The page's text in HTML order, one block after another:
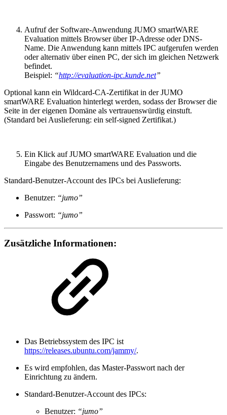
Aufruf der Software-Anwendung JUMO smartWARE
Evaluation mittels Browser über IP-Adresse oder DNS-
Name. Die Anwendung kann mittels IPC aufgerufen werden
oder alternativ über einen PC, der sich im gleichen Netzwerk
befindet.
Beispiel: “http://evaluation-ipc.kunde.net”
Optional kann ein Wildcard-CA-Zertifikat in der JUMO
smartWARE Evaluation hinterlegt werden, sodass der Browser die
Seite in der eigenen Domäne als vertrauenswürdig einstuft.
(Standard bei Auslieferung: ein self-signed Zertifikat.)
Ein Klick auf JUMO smartWARE Evaluation und die
Eingabe des Benutzernamens und des Passworts.
Standard-Benutzer-Account des IPCs bei Auslieferung:
Benutzer: “jumo”
Passwort: “jumo”
Zusätzliche Informationen:
Das Betriebssystem des IPC ist
https://releases.ubuntu.com/jammy/.
Es wird empfohlen, das Master-Passwort nach der
Einrichtung zu ändern.
Standard-Benutzer-Account des IPCs:
Benutzer: “jumo”